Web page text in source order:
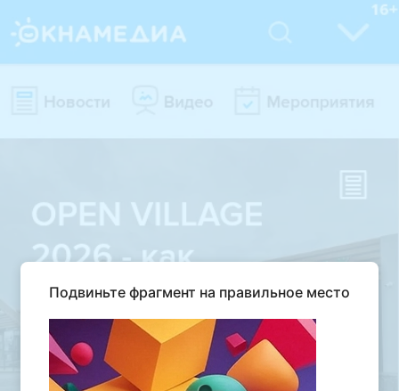
Подвиньте фрагмент на правильное место